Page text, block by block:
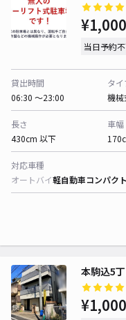
当日予約
貸出時間
06:30 〜23:00
タイ
機械
長さ
430cm 以下
車幅
対応車種
オートバイ軽自動車コンパク
本駒込5